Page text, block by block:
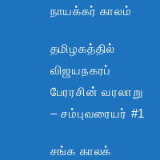
நாயக்கர் காலம்
தமிழகத்தில்
விஜயநகரப்
பேரரசின் வரலாறு
– சம்புவரையர் #1
சங்க காலக்